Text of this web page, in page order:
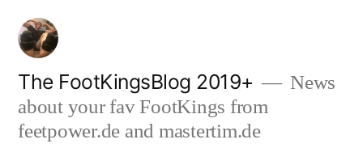
Zum
Inhalt
springen
The FootKingsBlog 2019+
News
about your fav FootKings from
feetpower.de and mastertim.de